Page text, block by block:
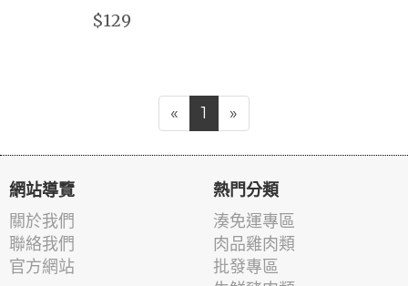
$129
« 1 »
網站導覽
關於我們
聯絡我們
官方網站
熱門分類
湊免運專區
肉品雞肉類
批發專區